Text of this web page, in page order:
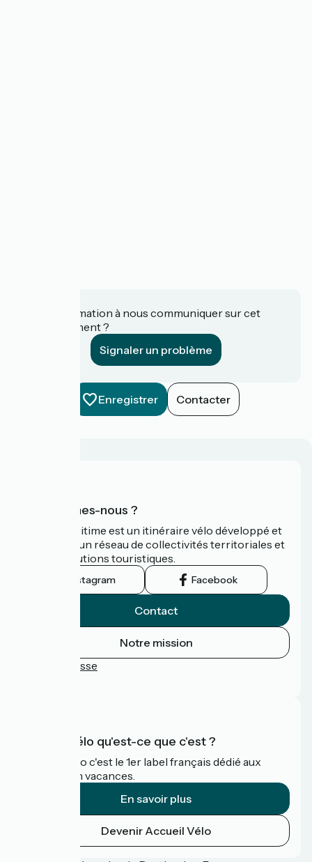
Une information à nous communiquer sur cet
établissement ?
Signaler un problème
Enregistrer Contacter
Qui sommes-nous ?
La Vélomaritime est un itinéraire vélo développé et
promu par un réseau de collectivités territoriales et
leurs institutions touristiques.
Instagram Facebook
Contact
Notre mission
Espace Presse
Accueil Vélo qu'est-ce que c'est ?
Accueil Vélo c'est le 1er label français dédié aux
cyclistes en vacances.
En savoir plus
Devenir Accueil Vélo